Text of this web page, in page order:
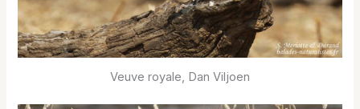
Veuve royale, Dan Viljoen